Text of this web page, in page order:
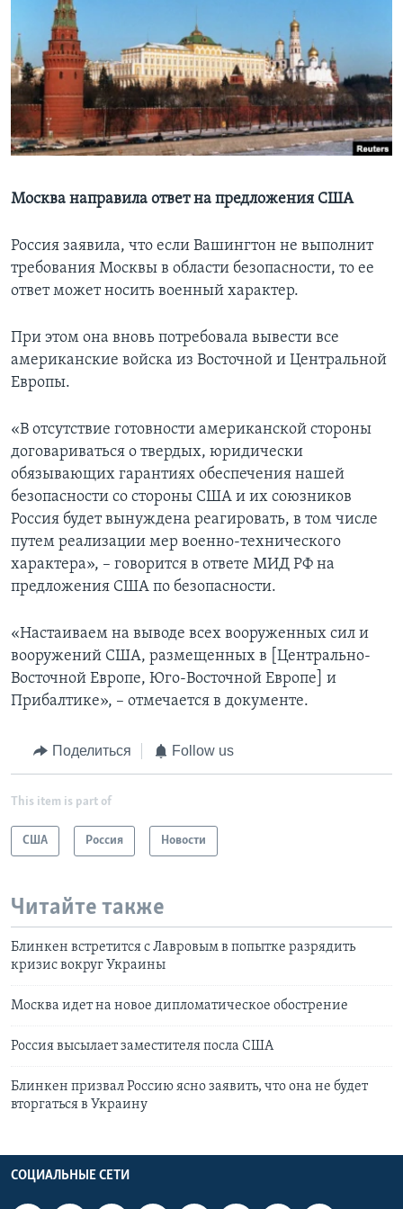
Learning English
СОЦИАЛЬНЫЕ СЕТИ
Москва направила ответ на предложения США
Россия заявила, что если Вашингтон не выполнит
требования Москвы в области безопасности, то ее
ответ может носить военный характер.
При этом она вновь потребовала вывести все
американские войска из Восточной и Центральной
Европы.
«В отсутствие готовности американской стороны
договариваться о твердых, юридически
обязывающих гарантиях обеспечения нашей
безопасности со стороны США и их союзников
Россия будет вынуждена реагировать, в том числе
путем реализации мер военно-технического
характера», – говорится в ответе МИД РФ на
предложения США по безопасности.
«Настаиваем на выводе всех вооруженных сил и
вооружений США, размещенных в [Центрально-
Восточной Европе, Юго-Восточной Европе] и
Прибалтике», – отмечается в документе.
Поделиться Follow us
This item is part of
США Россия Новости
Читайте также
Блинкен встретится с Лавровым в попытке разрядить
кризис вокруг Украины
Москва идет на новое дипломатическое обострение
Россия высылает заместителя посла США
Блинкен призвал Россию ясно заявить, что она не будет
вторгаться в Украину
СОЦИАЛЬНЫЕ СЕТИ